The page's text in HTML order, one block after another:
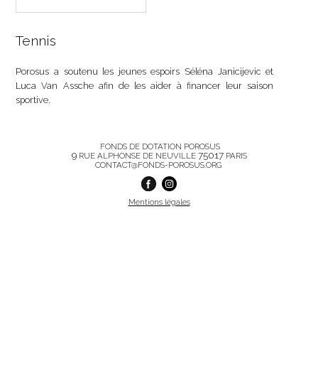
Tennis
Porosus a soutenu les jeunes espoirs Séléna Janicijevic et
Luca Van Assche afin de les aider à financer leur saison
sportive.
FONDS DE DOTATION POROSUS
9RUE ALPHONSE DE NEUVILLE 75017PARIS
CONTACT@FONDS-POROSUS.ORG
Mentions légales